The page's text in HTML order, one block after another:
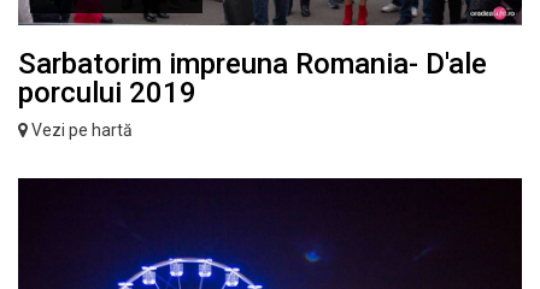
Sarbatorim impreuna Romania- D'ale
porcului 2019
Vezi pe hartă